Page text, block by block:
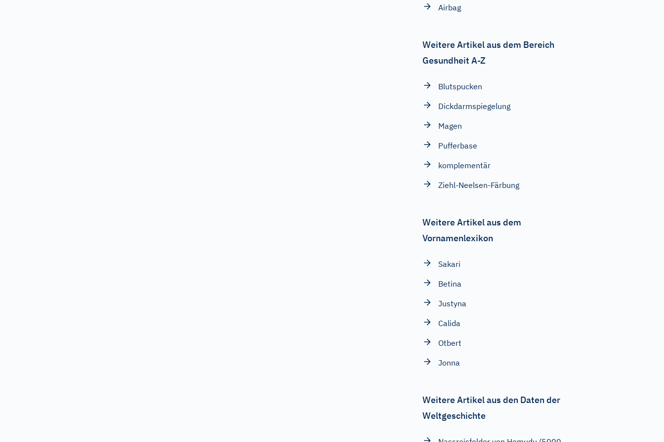
Airbag
Weitere Artikel aus dem Bereich
Gesundheit A-Z
Blutspucken
Dickdarmspiegelung
Magen
Pufferbase
komplementär
Ziehl-Neelsen-Färbung
Weitere Artikel aus dem
Vornamenlexikon
Sakari
Betina
Justyna
Calida
Otbert
Jonna
Weitere Artikel aus den Daten der
Weltgeschichte